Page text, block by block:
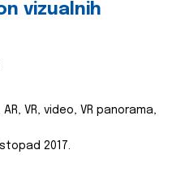
vizualnih
VR, video, VR panorama,
2017.